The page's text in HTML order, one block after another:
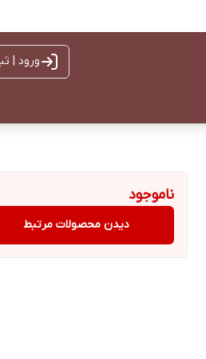
ورود |
ناموجود
دیدن محصولات مرتبط